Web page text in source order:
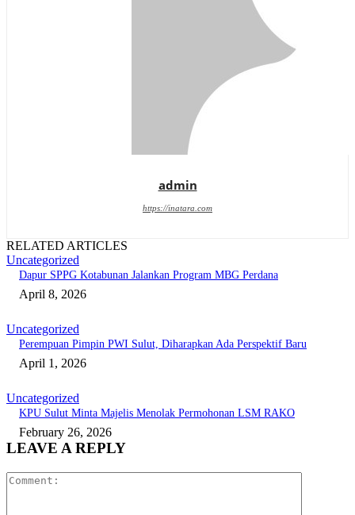
admin
https://inatara.com
RELATED ARTICLES
Uncategorized
Dapur SPPG Kotabunan Jalankan Program MBG Perdana
April 8, 2026
Uncategorized
Perempuan Pimpin PWI Sulut, Diharapkan Ada Perspektif Baru
April 1, 2026
Uncategorized
KPU Sulut Minta Majelis Menolak Permohonan LSM RAKO
February 26, 2026
LEAVE A REPLY